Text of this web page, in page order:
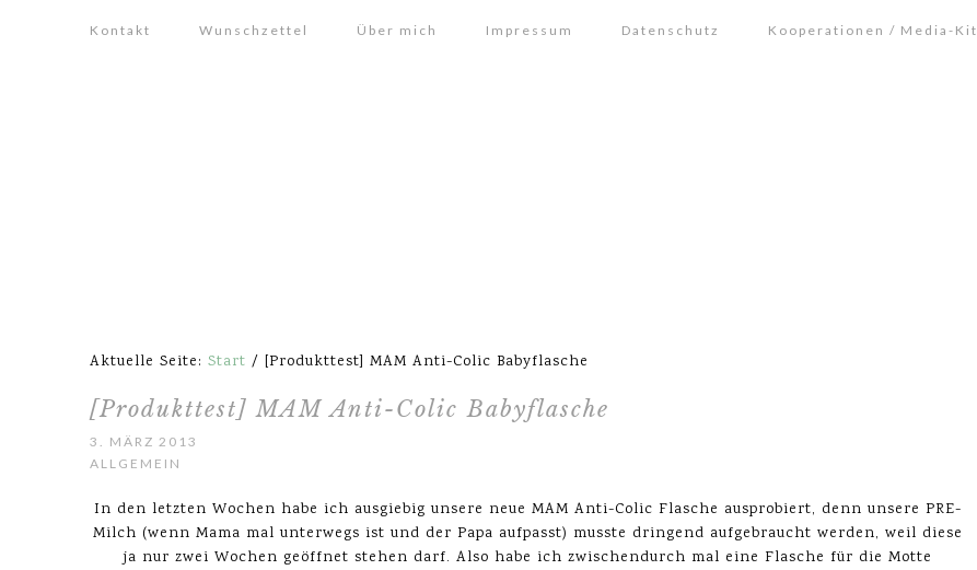
Kontakt Wunschzettel Über mich Impressum Datenschutz Kooperationen / Media-Kit
Aktuelle Seite: Start / [Produkttest] MAM Anti-Colic Babyflasche
[Produkttest] MAM Anti-Colic Babyflasche
3. MÄRZ 2013
ALLGEMEIN
In den letzten Wochen habe ich ausgiebig unsere neue MAM Anti-Colic Flasche ausprobiert, denn unsere PRE-
Milch (wenn Mama mal unterwegs ist und der Papa aufpasst) musste dringend aufgebraucht werden, weil diese
ja nur zwei Wochen geöffnet stehen darf. Also habe ich zwischendurch mal eine Flasche für die Motte